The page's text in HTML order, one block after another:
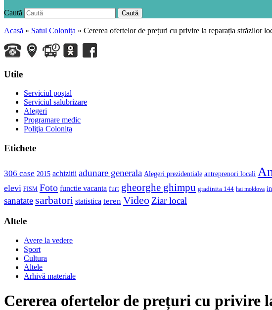
Caută Caută
Acasă » Satul Colonița » Cererea ofertelor de prețuri cu privire la reparația străzilor
Utile
Serviciul poștal
Serviciul salubrizare
Alegeri
Programare medic
Poliţia Colonița
Etichete
306 case 2015 achizitii adunare generala Alegeri prezidentiale antreprenori locali
elevi FISM Foto functie vacanta furt gheorghe ghimpu gradinita 144 hai moldova
sanatate sarbatori statistica teren Video Ziar local
Altele
Avere la vedere
Sport
Cultura
Altele
Arhivă materiale
Cererea ofertelor de prețuri cu privire